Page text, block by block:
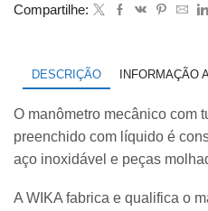
280×20
com
213.53.063
quantidade
Compartilhe:
DESCRIÇÃO INFORMAÇÃO
O manômetro mecânico com
preenchido com líquido é
aço inoxidável e peças
A WIKA fabrica e qualifica o